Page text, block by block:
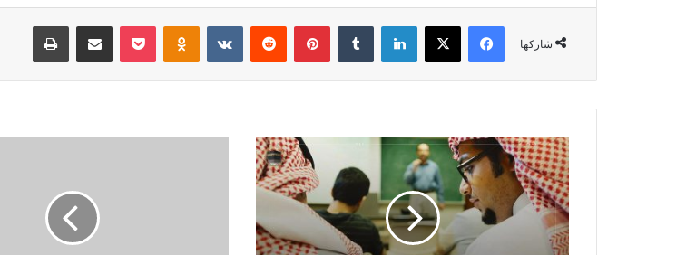
شاركها
فيسبوك X لينكدإن بينتيريست Odnoklassniki
بوكيت مشاركة عبر البريد طباعة